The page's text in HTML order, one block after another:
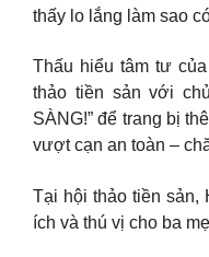
thấy lo lắng làm sao
Thấu hiểu tâm tư
thảo tiền sản với
SÀNG!” để trang bị
vượt cạn an toàn –
Tại hội thảo tiền sản,
ích và thú vị cho ba